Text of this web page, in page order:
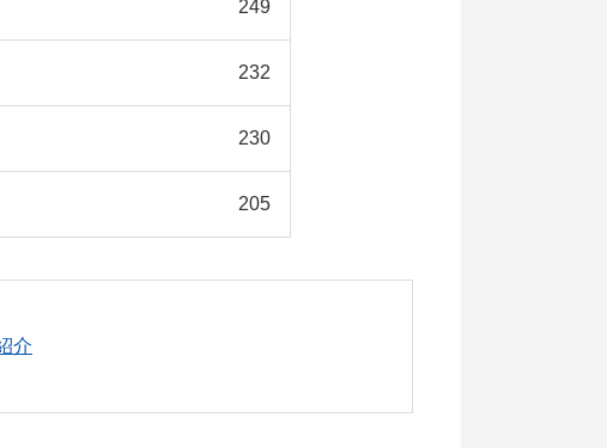
249
232
230
205
介